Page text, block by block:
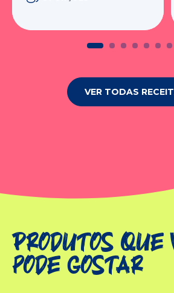
VER TODAS
Produtos que
pode gostar